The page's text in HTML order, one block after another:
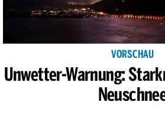
VORSCHAU
Unwetter-Warnung: